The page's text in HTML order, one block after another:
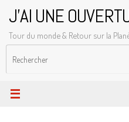
contenu
J'AI UNE
Tour du monde & Retour sur la